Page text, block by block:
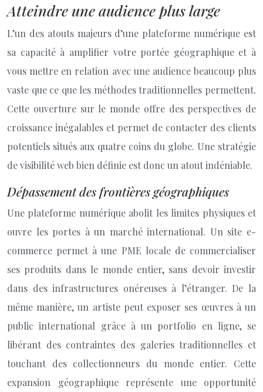
Atteindre une audience plus large
L’un des atouts majeurs d’une plateforme numérique est
sa capacité à amplifier votre portée géographique et à
vous mettre en relation avec une audience beaucoup plus
vaste que ce que les méthodes traditionnelles permettent.
Cette ouverture sur le monde offre des perspectives de
croissance inégalables et permet de contacter des clients
potentiels situés aux quatre coins du globe. Une stratégie
de visibilité web bien définie est donc un atout indéniable.
Dépassement des frontières géographiques
Une plateforme numérique abolit les limites physiques et
ouvre les portes à un marché international. Un site e-
commerce permet à une PME locale de commercialiser
ses produits dans le monde entier, sans devoir investir
dans des infrastructures onéreuses à l’étranger. De la
même manière, un artiste peut exposer ses œuvres à un
public international grâce à un portfolio en ligne, se
libérant des contraintes des galeries traditionnelles et
touchant des collectionneurs du monde entier. Cette
expansion géographique représente une opportunité